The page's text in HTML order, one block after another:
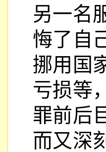
另一名
悔了自
挪用国
亏损等
罪前后
而又深